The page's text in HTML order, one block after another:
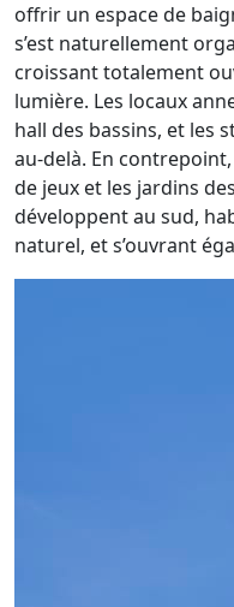
offrir un espace de
s’est naturellement
croissant totalement
lumière. Les locaux
hall des bassins, et les
au-delà. En
de jeux et les jardins
développent au sud,
naturel, et s’ouvrant